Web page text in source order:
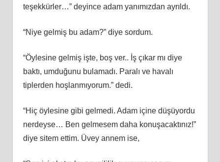
teşekkürler…” deyince adam yanımızdan ayrıldı.
“Niye gelmiş bu adam?” diye sordum.
“Öylesine gelmiş işte, boş ver.. İş çıkar mı diye
baktı, umduğunu bulamadı. Paralı ve havalı
tiplerden hoşlanmıyorum.” dedi.
“Hiç öylesine gibi gelmedi. Adam içine düşüyordu
nerdeyse… Ben gelmesem daha konuşacaktınız!”
diye sitem ettim. Üvey annem ise,